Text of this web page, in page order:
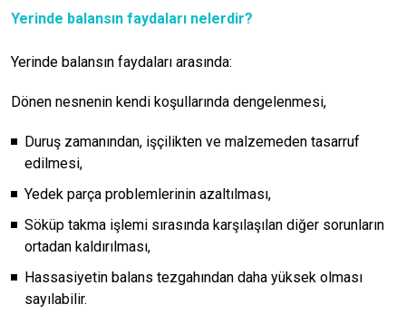
Yerinde balansın faydaları nelerdir?
Yerinde balansın faydaları arasında:
Dönen nesnenin kendi koşullarında dengelenmesi,
Duruş zamanından, işçilikten ve malzemeden tasarruf
edilmesi,
Yedek parça problemlerinin azaltılması,
Söküp takma işlemi sırasında karşılaşılan diğer sorunların
ortadan kaldırılması,
Hassasiyetin balans tezgahından daha yüksek olması
sayılabilir.